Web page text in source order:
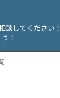
談してください
！